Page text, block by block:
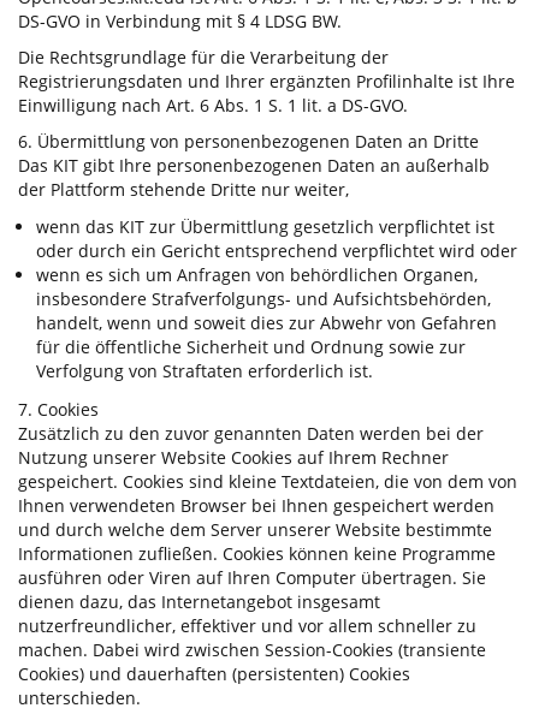
DS-GVO in Verbindung mit § 4 LDSG BW.
Die Rechtsgrundlage für die Verarbeitung der
Registrierungsdaten und Ihrer ergänzten Profilinhalte ist Ihre
Einwilligung nach Art. 6 Abs. 1 S. 1 lit. a DS-GVO.
6. Übermittlung von personenbezogenen Daten an Dritte
Das KIT gibt Ihre personenbezogenen Daten an außerhalb
der Plattform stehende Dritte nur weiter,
wenn das KIT zur Übermittlung gesetzlich verpflichtet ist
oder durch ein Gericht entsprechend verpflichtet wird oder
wenn es sich um Anfragen von behördlichen Organen,
insbesondere Strafverfolgungs- und Aufsichtsbehörden,
handelt, wenn und soweit dies zur Abwehr von Gefahren
für die öffentliche Sicherheit und Ordnung sowie zur
Verfolgung von Straftaten erforderlich ist.
7. Cookies
Zusätzlich zu den zuvor genannten Daten werden bei der
Nutzung unserer Website Cookies auf Ihrem Rechner
gespeichert. Cookies sind kleine Textdateien, die von dem von
Ihnen verwendeten Browser bei Ihnen gespeichert werden
und durch welche dem Server unserer Website bestimmte
Informationen zufließen. Cookies können keine Programme
ausführen oder Viren auf Ihren Computer übertragen. Sie
dienen dazu, das Internetangebot insgesamt
nutzerfreundlicher, effektiver und vor allem schneller zu
machen. Dabei wird zwischen Session-Cookies (transiente
Cookies) und dauerhaften (persistenten) Cookies
unterschieden.